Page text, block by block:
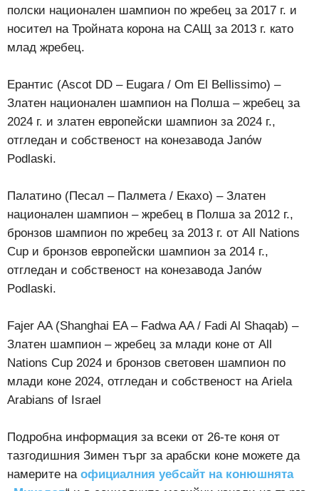
полски национален шампион по жребец за 2017 г. и
носител на Тройната корона на САЩ за 2013 г. като
млад жребец.
Ерантис (Ascot DD – Eugara / Om El Bellissimo) –
Златен национален шампион на Полша – жребец за
2024 г. и златен европейски шампион за 2024 г.,
отгледан и собственост на конезавода Janów
Podlaski.
Палатино (Песал – Палмета / Екахо) – Златен
национален шампион – жребец в Полша за 2012 г.,
бронзов шампион по жребец за 2013 г. от All Nations
Cup и бронзов европейски шампион за 2014 г.,
отгледан и собственост на конезавода Janów
Podlaski.
Fajer AA (Shanghai EA – Fadwa AA / Fadi Al Shaqab) –
Златен шампион – жребец за млади коне от All
Nations Cup 2024 и бронзов световен шампион по
млади коне 2024, отгледан и собственост на Ariela
Arabians of Israel
Подробна информация за всеки от 26-те коня от
тазгодишния Зимен търг за арабски коне можете да
намерите на официалния уебсайт на конюшнята